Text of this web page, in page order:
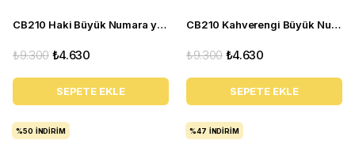
CB210 Haki Büyük Numara yazlık kadın babet sandalet ayakkabı
₺4.630
₺9.300
SEPETE EKLE
CB210 Kahverengi Büyük Numara yazlık kadın babet sandalet ayakkabı
₺4.630
₺9.300
SEPETE EKLE
%50 İNDIRIM %47 İNDIRIM